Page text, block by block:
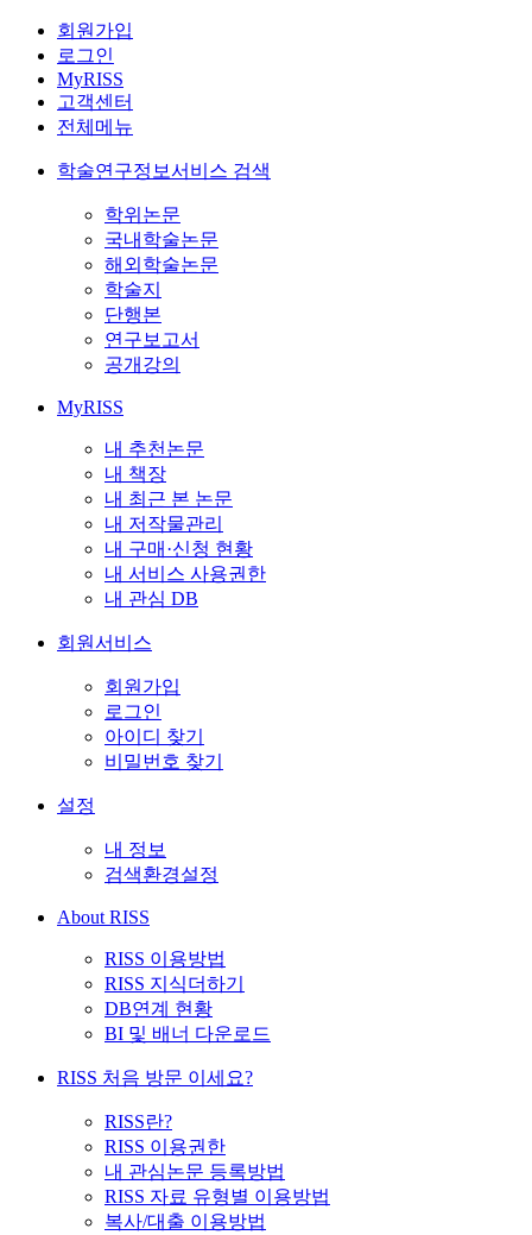
회원가입
로그인
MyRISS
고객센터
전체메뉴
학술연구정보서비스 검색
학위논문
국내학술논문
해외학술논문
학술지
단행본
연구보고서
공개강의
MyRISS
내 추천논문
내 책장
내 최근 본 논문
내 저작물관리
내 구매·신청 현황
내 서비스 사용권한
내 관심 DB
회원서비스
회원가입
로그인
아이디 찾기
비밀번호 찾기
설정
내 정보
검색환경설정
About RISS
RISS 이용방법
RISS 지식더하기
DB연계 현황
BI 및 배너 다운로드
RISS 처음 방문 이세요?
RISS란?
RISS 이용권한
내 관심논문 등록방법
RISS 자료 유형별 이용방법
복사/대출 이용방법